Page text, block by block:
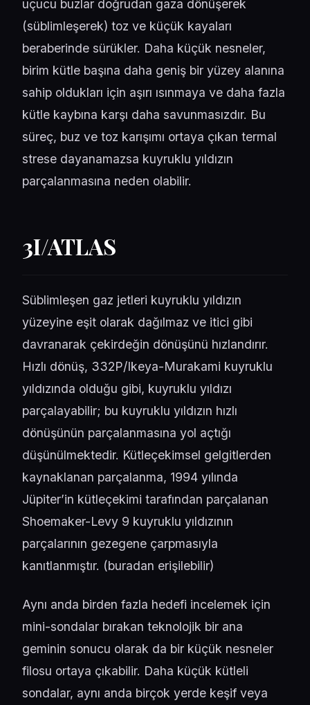
uçucu buzlar doğrudan gaza dönüşerek
(süblimleşerek) toz ve küçük kayaları
beraberinde sürükler. Daha küçük nesneler,
birim kütle başına daha geniş bir yüzey alanına
sahip oldukları için aşırı ısınmaya ve daha fazla
kütle kaybına karşı daha savunmasızdır. Bu
süreç, buz ve toz karışımı ortaya çıkan termal
strese dayanamazsa kuyruklu yıldızın
parçalanmasına neden olabilir.
3I/ATLAS
Süblimleşen gaz jetleri kuyruklu yıldızın
yüzeyine eşit olarak dağılmaz ve itici gibi
davranarak çekirdeğin dönüşünü hızlandırır.
Hızlı dönüş, 332P/Ikeya-Murakami kuyruklu
yıldızında olduğu gibi, kuyruklu yıldızı
parçalayabilir; bu kuyruklu yıldızın hızlı
dönüşünün parçalanmasına yol açtığı
düşünülmektedir. Kütleçekimsel gelgitlerden
kaynaklanan parçalanma, 1994 yılında
Jüpiter’in kütleçekimi tarafından parçalanan
Shoemaker-Levy 9 kuyruklu yıldızının
parçalarının gezegene çarpmasıyla
kanıtlanmıştır. (buradan erişilebilir)
Aynı anda birden fazla hedefi incelemek için
mini-sondalar bırakan teknolojik bir ana
geminin sonucu olarak da bir küçük nesneler
filosu ortaya çıkabilir. Daha küçük kütleli
sondalar, aynı anda birçok yerde keşif veya